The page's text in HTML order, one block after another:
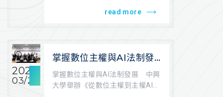
read more
2026
03/24
掌握數位主權與AI法制發
展 中興大學舉辦《從數
位主權到主權AI》國際研
掌握數位主權與AI法制發展 中興
大學舉辦《從數位主權到主權AI》